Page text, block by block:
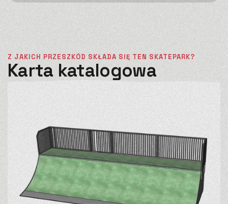
Z JAKICH PRZESZKÓD SKŁADA SIĘ TEN SKATEPARK?
Karta katalogowa